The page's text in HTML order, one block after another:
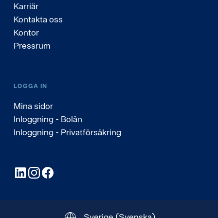
Karriär
Kontakta oss
Kontor
Pressrum
LOGGA IN
Mina sidor
Inloggning - Bolån
Inloggning - Privatförsäkring
LinkedInInstagram